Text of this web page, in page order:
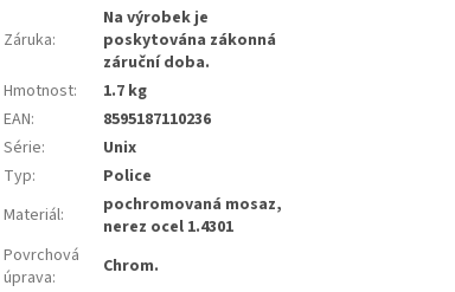
Záruka:
Na výrobek je
poskytována zákonná
záruční doba.
Hmotnost:
1.7 kg
EAN:
8595187110236
Série:
Unix
Typ:
Police
Materiál:
pochromovaná mosaz,
nerez ocel 1.4301
Povrchová
úprava: Chrom.